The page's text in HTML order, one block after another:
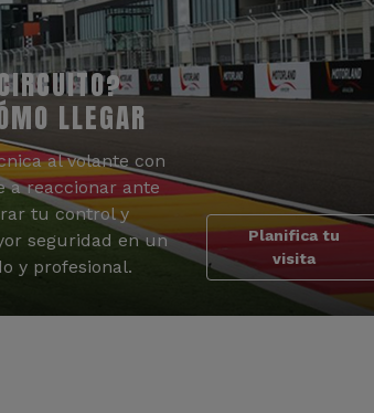
LLEGAR
al volante con
a reaccionar ante
tu control y
seguridad en un
y profesional.
Planifica tu
visita